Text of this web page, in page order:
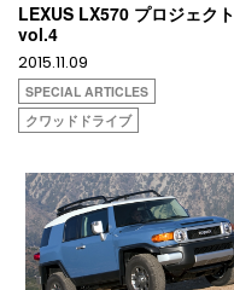
LEXUS LX570 プロジェクト
vol.4
2015.11.09
SPECIAL ARTICLES
クワッドドライブ